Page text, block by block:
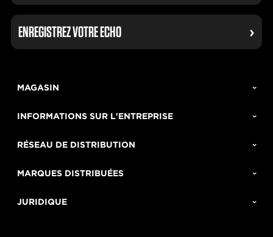
ENREGISTREZ VOTRE ECHO
MAGASIN
INFORMATIONS SUR L'ENTREPRISE
RÉSEAU DE DISTRIBUTION
MARQUES DISTRIBUÉES
JURIDIQUE